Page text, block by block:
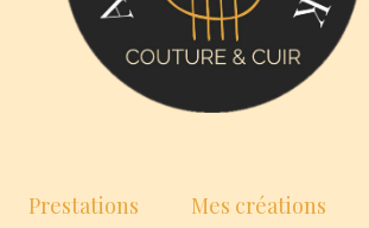
Prestations Mes créations